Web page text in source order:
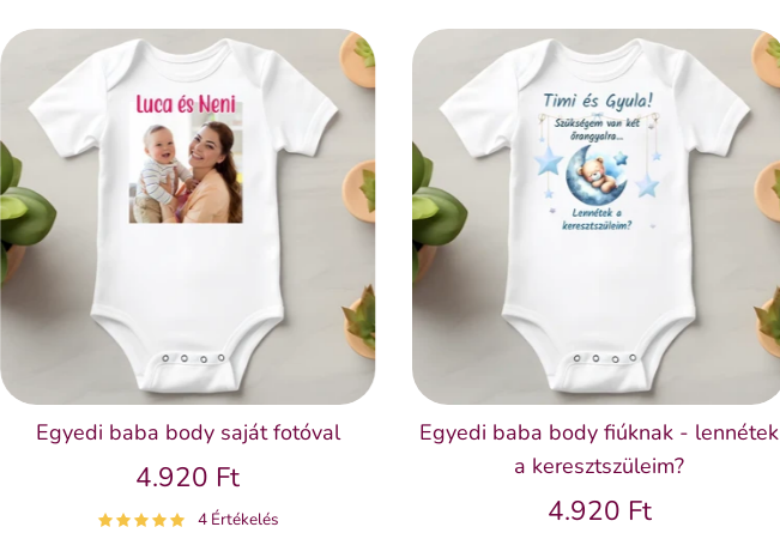
Egyedi baba body saját fotóval
4.920 Ft
4 Értékelés
Egyedi baba body fiúknak - lennétek
a keresztszüleim?
4.920 Ft